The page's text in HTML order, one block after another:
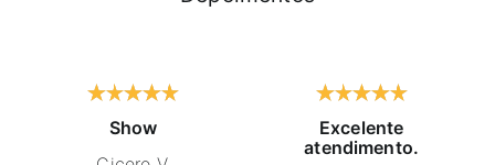
Show
Excelente
atendimento.